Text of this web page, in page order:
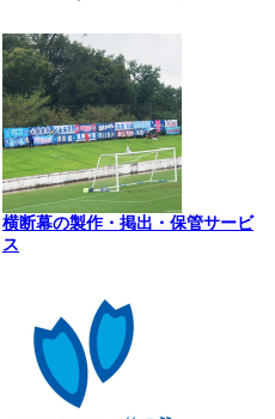
イ
ブ
横断幕の製作・掲出・保管サービ
ス